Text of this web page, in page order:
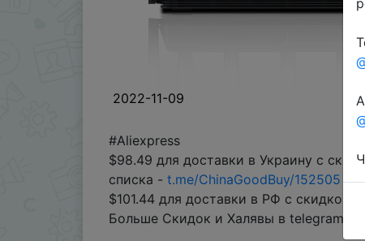
2022-11-09
#Aliexpress
$98.49 для доставки в Украину с
списка - t.me/ChinaGoodBuy/152505
$101.44 для доставки в РФ с скидкой
Больше Скидок и Халявы в telegram